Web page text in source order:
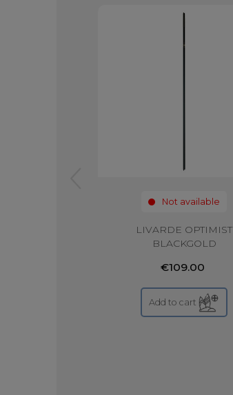
Not available
LIVARDE OPTIMIST
BLACKGOLD
€109.00
Add to cart